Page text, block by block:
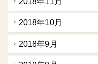
2018年10月
2018年9月